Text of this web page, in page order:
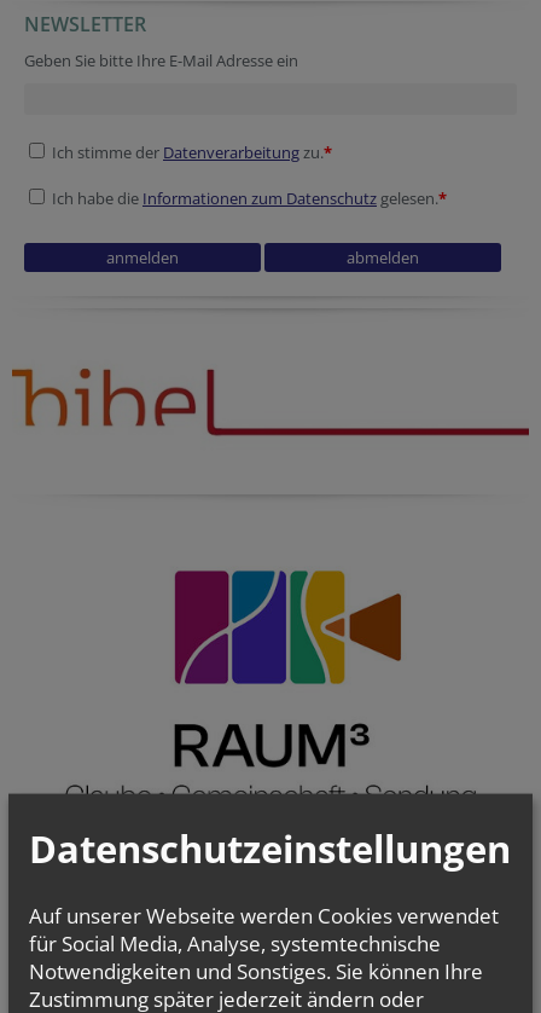
NEWSLETTER
Geben Sie bitte Ihre E-Mail Adresse ein
Ich stimme der Datenverarbeitungzu.*
Ich habe die Informationen zum Datenschutz gelesen.*
Datenschutzeinstellungen
Auf unserer Webseite werden Cookies verwendet
für Social Media, Analyse, systemtechnische
Notwendigkeiten und Sonstiges. Sie können Ihre
Zustimmung später jederzeit ändern oder